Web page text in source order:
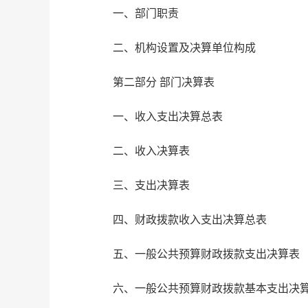
一、部门职责
二、机构设置及决算单位构成
第二部分 部门决算表
一、收入支出决算总表
二、收入决算表
三、支出决算表
四、财政拨款收入支出决算总表
五、一般公共预算财政拨款支出决算表
六、一般公共预算财政拨款基本支出决